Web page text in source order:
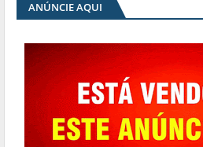
ANÚNCIE AQUI